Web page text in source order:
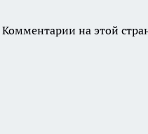
Комментарии на этой